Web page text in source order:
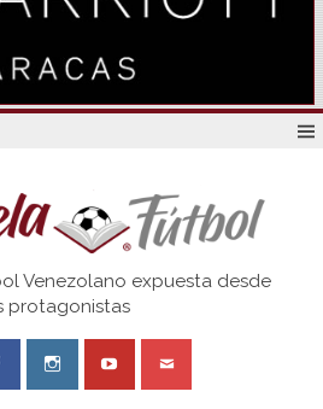
Venezuela
Venezolano expuesta desde
protagonistas